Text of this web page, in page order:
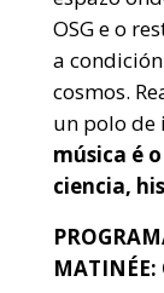
OSG e o
a
cosmos.
un polo de
música é
ciencia,
MATINÉE: